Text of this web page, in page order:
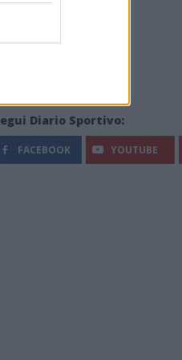
Diario Sportivo:
FACEBOOK YOUTUBE